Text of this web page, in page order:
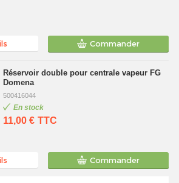
Commander
Réservoir double pour centrale vapeur FG
Domena
500416044
En stock
11,00 € TTC
Commander